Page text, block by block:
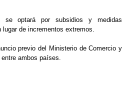
se optará por subsidios y medidas
lugar de incrementos extremos.
previo del Ministerio de Comercio y
ambos países.